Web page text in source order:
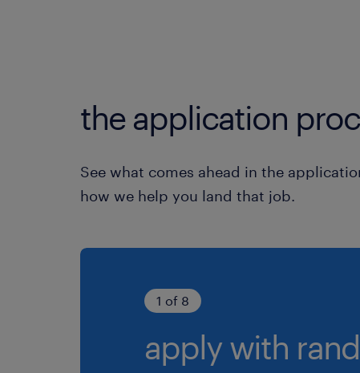
the application
See what comes ahead in the
how we help you land that job.
1 of 8
apply with